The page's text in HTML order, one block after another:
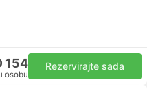
154
osobu
Rezervirajte sada